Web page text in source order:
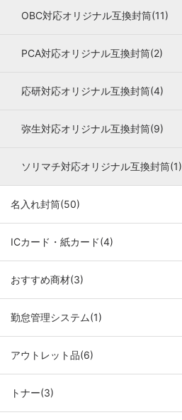
OBC対応オリジナル互換封筒(11)
PCA対応オリジナル互換封筒(2)
応研対応オリジナル互換封筒(4)
弥生対応オリジナル互換封筒(9)
ソリマチ対応オリジナル互換封筒(1)
名入れ封筒(50)
ICカード・紙カード(4)
おすすめ商材(3)
勤怠管理システム(1)
アウトレット品(6)
トナー(3)